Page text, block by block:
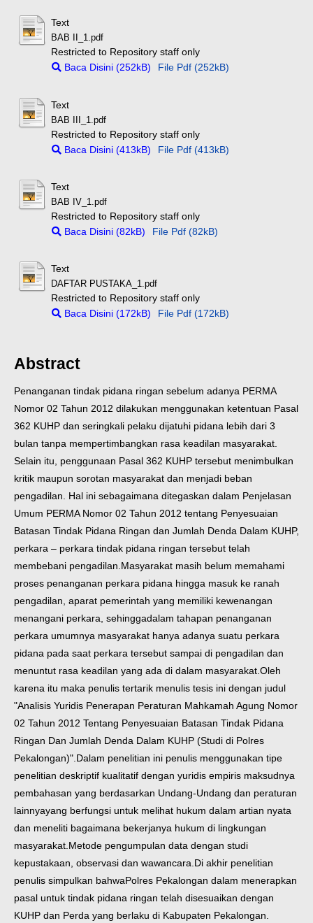
Text
BAB II_1.pdf
Restricted to Repository staff only
Baca Disini (252kB)
File Pdf (252kB)
Text
BAB III_1.pdf
Restricted to Repository staff only
Baca Disini (413kB)
File Pdf (413kB)
Text
BAB IV_1.pdf
Restricted to Repository staff only
Baca Disini (82kB)
File Pdf (82kB)
Text
DAFTAR PUSTAKA_1.pdf
Restricted to Repository staff only
Baca Disini (172kB)
File Pdf (172kB)
Abstract
Penanganan tindak pidana ringan sebelum adanya PERMA
Nomor 02 Tahun 2012 dilakukan menggunakan ketentuan Pasal
362 KUHP dan seringkali pelaku dijatuhi pidana lebih dari 3
bulan tanpa mempertimbangkan rasa keadilan masyarakat.
Selain itu, penggunaan Pasal 362 KUHP tersebut menimbulkan
kritik maupun sorotan masyarakat dan menjadi beban
pengadilan. Hal ini sebagaimana ditegaskan dalam Penjelasan
Umum PERMA Nomor 02 Tahun 2012 tentang Penyesuaian
Batasan Tindak Pidana Ringan dan Jumlah Denda Dalam KUHP,
perkara – perkara tindak pidana ringan tersebut telah
membebani pengadilan.Masyarakat masih belum memahami
proses penanganan perkara pidana hingga masuk ke ranah
pengadilan, aparat pemerintah yang memiliki kewenangan
menangani perkara, sehinggadalam tahapan penanganan
perkara umumnya masyarakat hanya adanya suatu perkara
pidana pada saat perkara tersebut sampai di pengadilan dan
menuntut rasa keadilan yang ada di dalam masyarakat. Oleh
karena itu maka penulis tertarik menulis tesis ini dengan judul
"Analisis Yuridis Penerapan Peraturan Mahkamah Agung Nomor
02 Tahun 2012 Tentang Penyesuaian Batasan Tindak Pidana
Ringan Dan Jumlah Denda Dalam KUHP (Studi di Polres
Pekalongan)". Dalam penelitian ini penulis menggunakan tipe
penelitian deskriptif kualitatif dengan yuridis empiris maksudnya
pembahasan yang berdasarkan Undang-Undang dan peraturan
lainnyayang berfungsi untuk melihat hukum dalam artian nyata
dan meneliti bagaimana bekerjanya hukum di lingkungan
masyarakat.Metode pengumpulan data dengan studi
kepustakaan, observasi dan wawancara. Di akhir penelitian
penulis simpulkan bahwaPolres Pekalongan dalam menerapkan
pasal untuk tindak pidana ringan telah disesuaikan dengan
KUHP dan Perda yang berlaku di Kabupaten Pekalongan.